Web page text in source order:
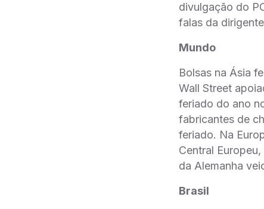
divulgação do
falas da
Mundo
Bolsas na Ásia
Wall Street
feriado do ano
fabricantes de
feriado. Na
Central
da Alemanha
Brasil